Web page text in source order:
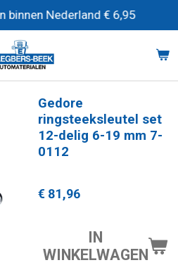
binnen Nederland € 6,95
Gedore
ringsteeksleutel set
12-delig 6-19 mm 7-
0112
€ 81,96
IN
WINKELWAGEN